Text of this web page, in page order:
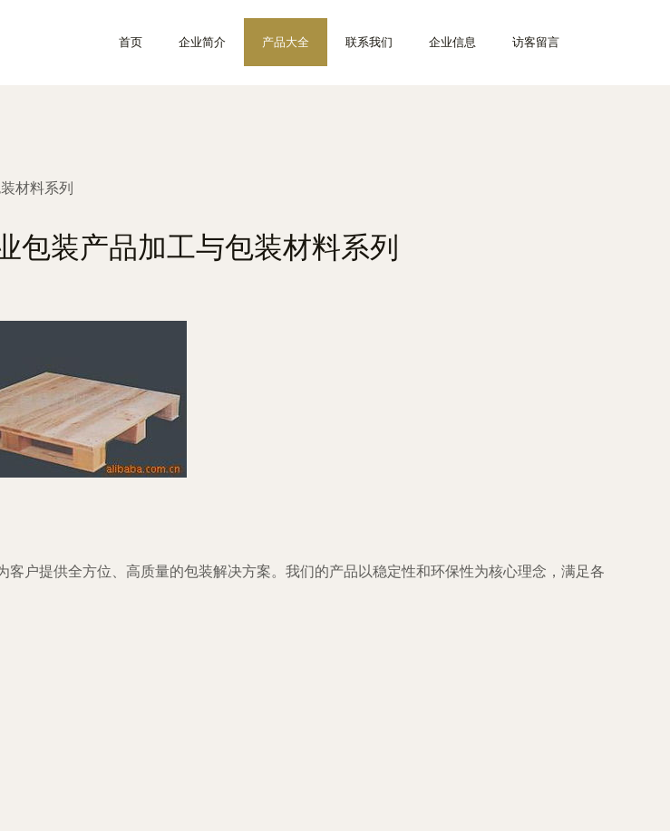
首页 企业简介 产品大全 联系我们 企业信息 访客留言
材料系列
包装产品加工与包装材料系列
户提供全方位、高质量的包装解决方案。我们的产品以稳定性和环保性为核心理念，满足各